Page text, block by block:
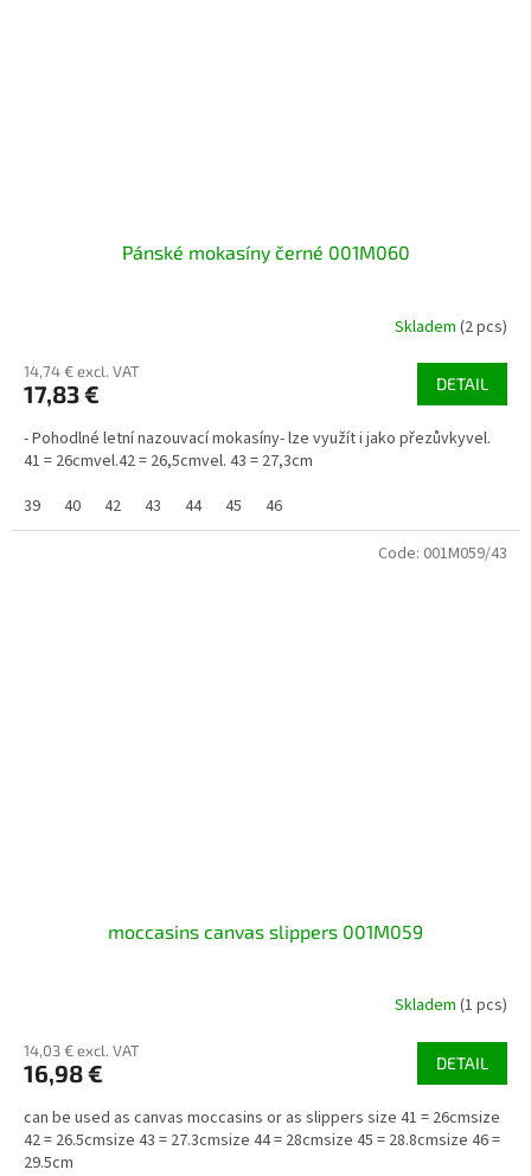
Pánské mokasíny černé 001M060
Skladem (2 pcs)
14,74 € excl. VAT
17,83 € DETAIL
- Pohodlné letní nazouvací mokasíny- lze využít i jako přezůvkyvel.
41 = 26cmvel.42 = 26,5cmvel. 43 = 27,3cm
39
40 42 43 44 45 46
moccasins canvas slippers 001M059
Skladem (1 pcs)
14,03 € excl. VAT
16,98 € DETAIL
can be used as canvas moccasins or as slippers size 41 = 26cmsize
42 = 26.5cmsize 43 = 27.3cmsize 44 = 28cmsize 45 = 28.8cmsize 46 =
29.5cm
Code: 001M059/43